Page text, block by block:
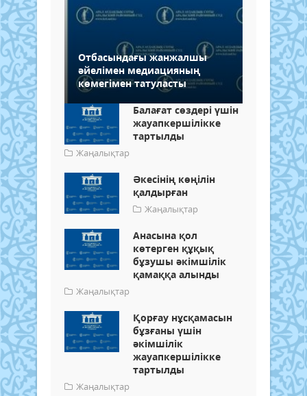
Отбасындағы жанжалшы
әйелімен медиацияның
көмегімен татуласты
Балағат сөздері үшін
жауапкершілікке
тартылды
Жаңалықтар
Әкесінің көңілін
қалдырған
Жаңалықтар
Анасына қол
көтерген құқық
бұзушы әкімшілік
қамаққа алынды
Жаңалықтар
Қорғау нұсқамасын
бұзғаны үшін
әкімшілік
жауапкершілікке
тартылды
Жаңалықтар